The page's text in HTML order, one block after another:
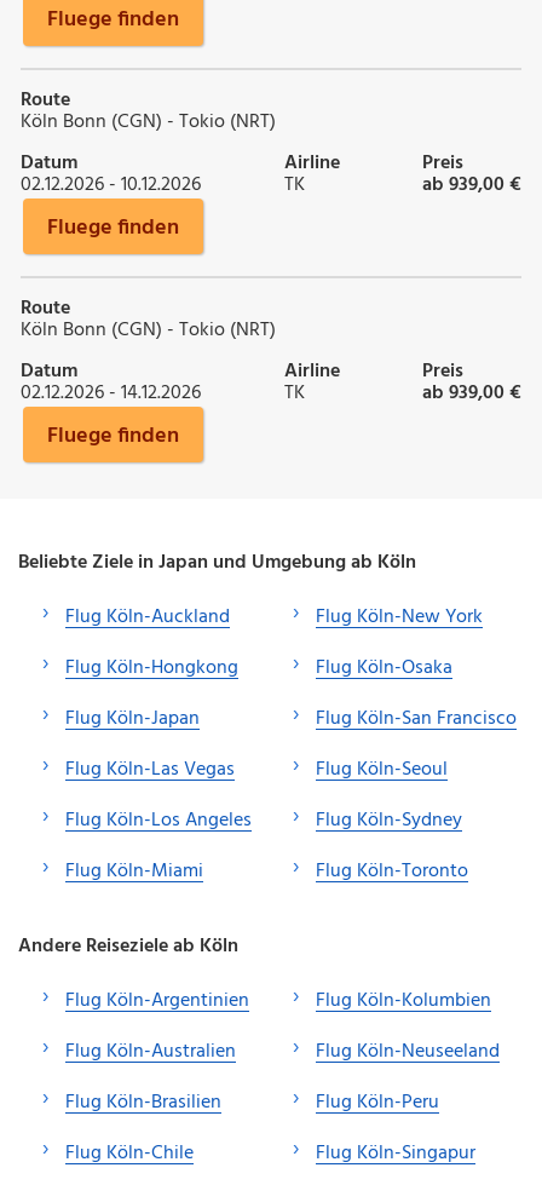
Fluege finden
Route
Köln Bonn (CGN) - Tokio (NRT)
Datum
02.12.2026 - 10.12.2026
Airline
TK
Preis
ab 939,00 €
Fluege finden
Route
Köln Bonn (CGN) - Tokio (NRT)
Datum
02.12.2026 - 14.12.2026
Airline
TK
Preis
ab 939,00 €
Fluege finden
Beliebte Ziele in Japan und Umgebung ab Köln
Flug Köln-Auckland
Flug Köln-Hongkong
Flug Köln-Japan
Flug Köln-Las Vegas
Flug Köln-Los Angeles
Flug Köln-Miami
Flug Köln-New York
Flug Köln-Osaka
Flug Köln-San Francisco
Flug Köln-Seoul
Flug Köln-Sydney
Flug Köln-Toronto
Andere Reiseziele ab Köln
Flug Köln-Argentinien
Flug Köln-Australien
Flug Köln-Brasilien
Flug Köln-Chile
Flug Köln-Kolumbien
Flug Köln-Neuseeland
Flug Köln-Peru
Flug Köln-Singapur